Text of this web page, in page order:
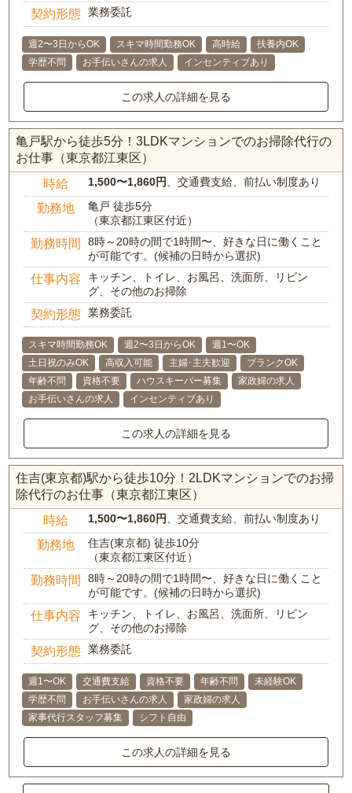
契約形態 業務委託
週2〜3日からOK スキマ時間勤務OK 高時給
扶養内OK
学歴不問
お手伝いさんの求人 インセンティブあり
この求人の詳細を見る
亀戸駅から徒歩5分！3LDKマンションでのお掃除代行の
お仕事（東京都江東区）
時給 1,500〜1,860円 、交通費支給、前払い制度あり
勤務地
亀戸 徒歩5分
（東京都江東区付近）
勤務時間
8時～20時の間で1時間〜、好きな日に働くこと
が可能です。(候補の日時から選択)
仕事内容
キッチン、トイレ、お風呂、洗面所、リビン
グ、その他のお掃除
契約形態 業務委託
スキマ時間勤務OK 週2〜3日からOK
週1〜OK
土日祝のみOK
高収入可能 主婦･主夫歓迎
ブランクOK
年齢不問
資格不要 ハウスキーパー募集
家政婦の求人
お手伝いさんの求人
インセンティブあり
この求人の詳細を見る
住吉(東京都)駅から徒歩10分！2LDKマンションでのお掃
除代行のお仕事（東京都江東区）
時給 1,500〜1,860円 、交通費支給、前払い制度あり
勤務地
住吉(東京都) 徒歩10分
（東京都江東区付近）
勤務時間
8時～20時の間で1時間〜、好きな日に働くこと
が可能です。(候補の日時から選択)
仕事内容
キッチン、トイレ、お風呂、洗面所、リビン
グ、その他のお掃除
契約形態 業務委託
週1〜OK 交通費支給 資格不要 年齢不問
未経験OK
学歴不問
お手伝いさんの求人
家政婦の求人
家事代行スタッフ募集
シフト自由
この求人の詳細を見る